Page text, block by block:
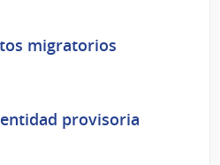
migratorios
provisoria